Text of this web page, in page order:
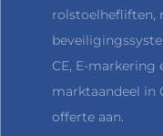
rolstoelhefliften,
CE, E-markering
marktaandeel in
offerte aan.